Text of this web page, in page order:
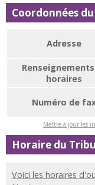
Coordonnées
Adresse
horaires
Numéro de
Mettre à jour les
Horaire du
Voici les horaires